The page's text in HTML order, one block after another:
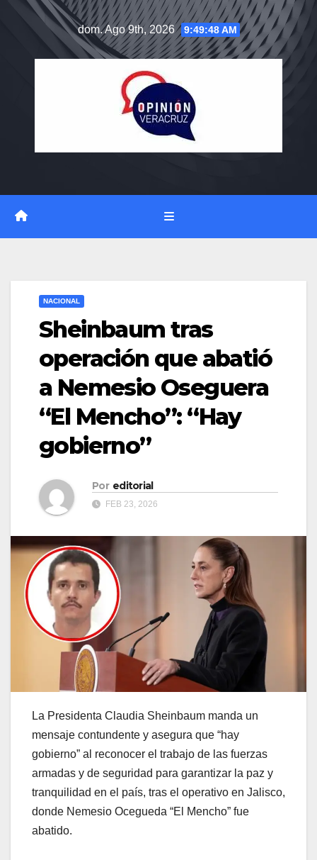
dom. Ago 9th, 2026 9:49:49 AM
NACIONAL
Sheinbaum tras
operación que abatió
a Nemesio Oseguera
“El Mencho”: “Hay
gobierno”
Por editorial
FEB 23, 2026
La Presidenta Claudia Sheinbaum manda un
mensaje contundente y asegura que “hay
gobierno” al reconocer el trabajo de las fuerzas
armadas y de seguridad para garantizar la paz y
tranquilidad en el país, tras el operativo en Jalisco,
donde Nemesio Ocegueda “El Mencho” fue
abatido.